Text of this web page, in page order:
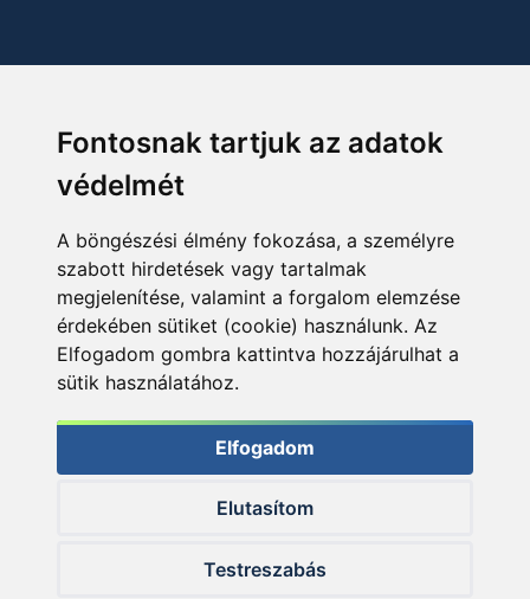
Fontosnak tartjuk az adatok
védelmét
A böngészési élmény fokozása, a személyre
szabott hirdetések vagy tartalmak
megjelenítése, valamint a forgalom elemzése
érdekében sütiket (cookie) használunk. Az
Elfogadom gombra kattintva hozzájárulhat a
sütik használatához.
Elfogadom
Elutasítom
Testreszabás